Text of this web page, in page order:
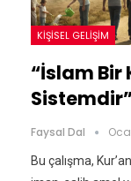
KIŞISEL GELIŞIM
“İslam Bir
Faysal Dal Oca
Bu çalışma,